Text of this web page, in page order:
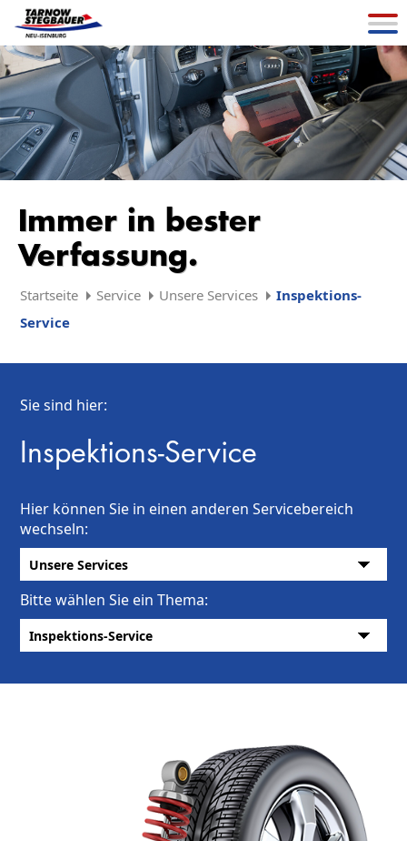
Immer in bester
Verfassung.
Startseite Service Unsere Services
Inspektions-
Service
Sie sind hier:
Inspektions-Service
Hier können Sie in einen anderen Servicebereich
wechseln:
Bitte wählen Sie ein Thema: